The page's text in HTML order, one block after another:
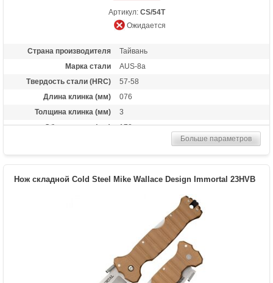
Артикул: CS/54T
Ожидается
Страна производителя
Тайвань
Марка стали
AUS-8a
Твердость стали (HRC)
57-58
Длина клинка (мм)
076
Толщина клинка (мм)
3
Общая длина (мм)
178
Материал рукоятки
Стеклотекстолит G-10
состоянии
Универсальный нож, нож повседневного
ношения, туристический нож
Подпальцевое отверстие на клинке.
Осевой узел - шайбы из фосфористой
бронзы + прокладки из фторопласта.
Бэкспейсер из стеклотекстолита G-10
Больше параметров
Нож складной Cold Steel Mike Wallace Design Immortal 23HVB